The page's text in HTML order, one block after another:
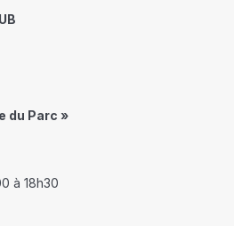
du Parc »
à 18h30